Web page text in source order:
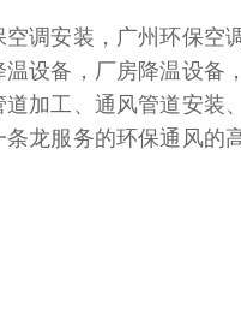
调安装，广州环保空
设备，厂房降温设备
加工、通风管道安装
龙服务的环保通风的